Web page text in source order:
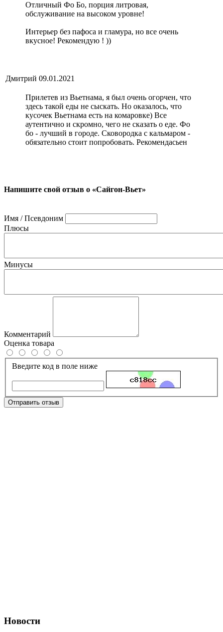
Отличный Фо Бо, порция литровая,
обслуживание на высоком уровне!
Интерьер без пафоса и гламура, но все очень
вкусное! Рекомендую ! ))
Дмитрий 09.01.2021
Прилетев из Вьетнама, я был очень огорчен, что
здесь такой еды не сыскать. Но оказалось, что
кусочек Вьетнама есть на комаровке) Все
аутентично и скромно, чего не сказать о еде. Фо
бо - лучший в городе. Сковородка с кальмаром -
обязательно стоит попробовать. Рекомендасьен
Напишите свой отзыв о «Сайгон-Вьет»
Имя / Псевдоним
Плюсы
Минусы
Комментарий
Оценка товара
Введите код в поле ниже
Отправить отзыв
Новости